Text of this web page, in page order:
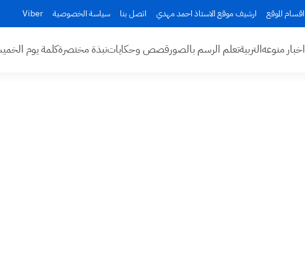
اقسام الموقع ارشيف موقع الاستاذ احمد مهدي اتصل بنا سياسة الخصوصية Viber
اخبار منوعهالتربيةتعلم الرسم بالصورقصص وحكاياتنبذة مختصرةكلمة يوم